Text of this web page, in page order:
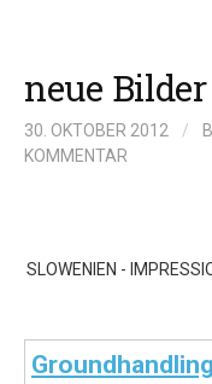
neue
30. OKTOBER 2012 /
KOMMENTAR
SLOWENIEN -